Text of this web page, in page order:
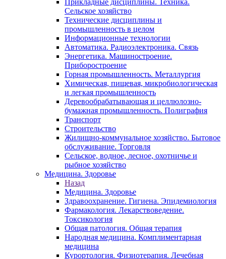
Прикладные дисциплины. Техника.
Сельское хозяйство
Технические дисциплины и
промышленность в целом
Информационные технологии
Автоматика. Радиоэлектроника. Связь
Энергетика. Машиностроение.
Приборостроение
Горная промышленность. Металлургия
Химическая, пищевая, микробиологическая
и легкая промышленность
Деревообрабатывающая и целлюлозно-
бумажная промышленность. Полиграфия
Транспорт
Строительство
Жилищно-коммунальное хозяйство. Бытовое
обслуживание. Торговля
Сельское, водное, лесное, охотничье и
рыбное хозяйство
Медицина. Здоровье
Назад
Медицина. Здоровье
Здравоохранение. Гигиена. Эпидемиология
Фармакология. Лекарствоведение.
Токсикология
Общая патология. Общая терапия
Народная медицина. Комплиментарная
медицина
Курортология. Физиотерапия. Лечебная